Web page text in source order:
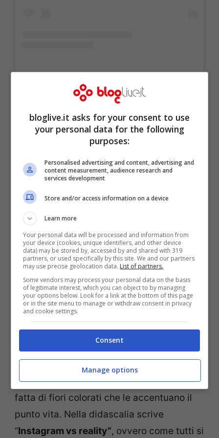
Un post condiviso da Caterina Balivo (@caterinabalivo)
La conduttrice televisiva posta un mini
video in cui mostra a due lati davvero
opposti. Inizialmente la napoletana
indossa un pigiama grigio, camicetta e
pantalone lungo in seta. Solleva il letto e
d’improvviso che schianto!
bellissima in un lungo vestito color rosa
antico. In vita una cinta ricamata sull’abito
fatta di fiori colorati che le accentuano il
punto vita. Nella didascalia scrive
“Instagram vs reality”, ovvero come tutti si
bloglive.it asks for your consent to use
your personal data for the following
purposes:
Personalised advertising and content, advertising and
content measurement, audience research and
services development
Store and/or access information on a device
Learn more
Your personal data will be processed and information from
your device (cookies, unique identifiers, and other device
data) may be stored by, accessed by and shared with 319
partners, or used specifically by this site. We and our partners
may use precise geolocation data. List of partners.
Some vendors may process your personal data on the basis
of legitimate interest, which you can object to by managing
your options below. Look for a link at the bottom of this page
or in the site menu to manage or withdraw consent in privacy
and cookie settings.
Consent
Manage options